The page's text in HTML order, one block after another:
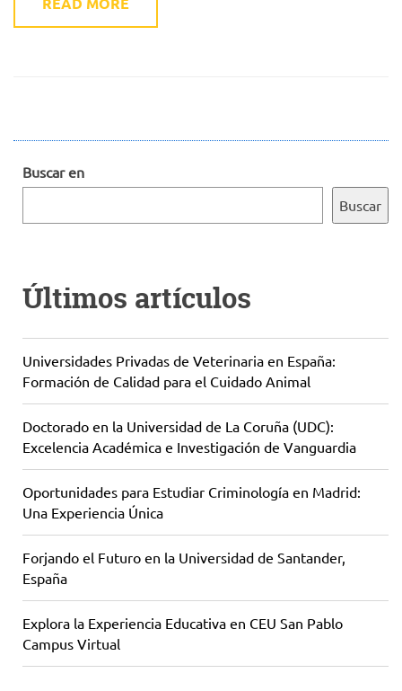
Buscar en
Buscar
Últimos artículos
Universidades Privadas de Veterinaria en España:
Formación de Calidad para el Cuidado Animal
Doctorado en la Universidad de La Coruña (UDC):
Excelencia Académica e Investigación de Vanguardia
Oportunidades para Estudiar Criminología en Madrid:
Una Experiencia Única
Forjando el Futuro en la Universidad de Santander,
España
Explora la Experiencia Educativa en CEU San Pablo
Campus Virtual